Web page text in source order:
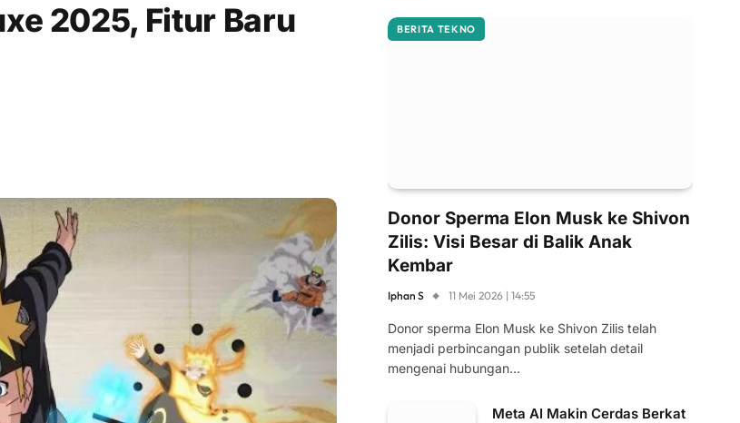
2025, Fitur Baru
BERITA TEKNO
Donor Sperma Elon Musk ke Shivon
Zilis: Visi Besar di Balik Anak
Kembar
Iphan S 11 Mei 2026 | 14:55
Donor sperma Elon Musk ke Shivon Zilis telah
menjadi perbincangan publik setelah detail
mengenai hubungan…
Meta AI Makin Cerdas Berkat